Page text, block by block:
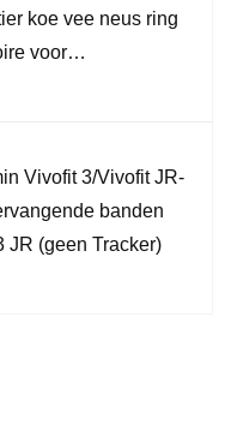
koe vee neus ring
voor…
Vivofit 3/Vivofit JR-
banden
JR (geen Tracker)